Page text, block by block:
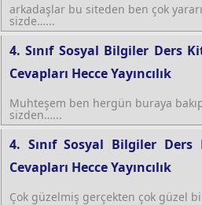
arkadaşlar bu siteden ben çok
sizde…...
4. Sınıf Sosyal Bilgiler Ders
Cevapları Hecce Yayıncılık
Muhteşem ben hergün buraya
sizden…...
4. Sınıf Sosyal Bilgiler Ders
Cevapları Hecce Yayıncılık
Çok güzelmiş gerçekten çok güzel